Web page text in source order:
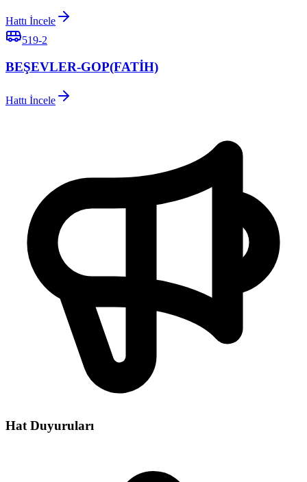
Hattı İncele
519-2
BEŞEVLER-GOP(FATİH)
Hattı İncele
Hat Duyuruları